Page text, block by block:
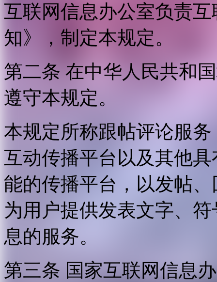
互联网信息办公室负责
知》，制定本规定。
第二条 在中华人民共和
遵守本规定。
本规定所称跟帖评论服
互动传播平台以及其他
能的传播平台，以发帖
为用户提供发表文字、
息的服务。
第三条 国家互联网信息